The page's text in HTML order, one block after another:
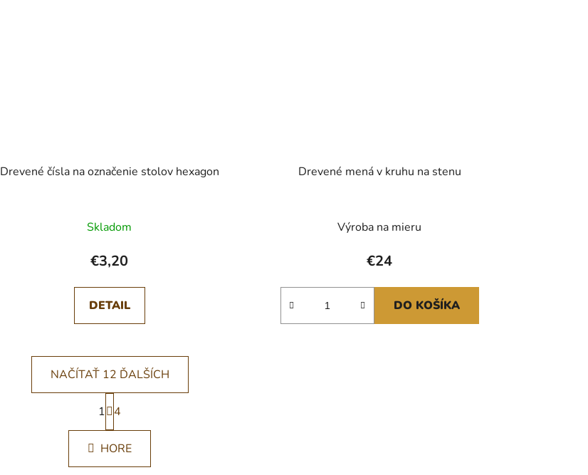
Drevené čísla na označenie stolov hexagon
Skladom
€3,20
DETAIL
Drevené mená v kruhu na stenu
Výroba na mieru
€24
DO KOŠÍKA
O
v
l
á
NAČÍTAŤ 12 ĎALŠÍCH
S
t
r
á
n
k
1 4
HORE